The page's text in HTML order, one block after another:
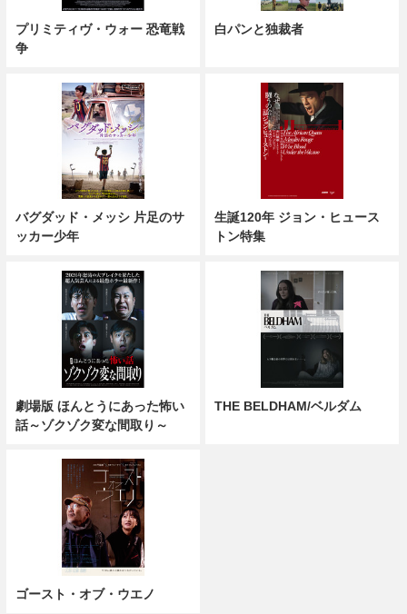
プリミティヴ・ウォー 恐竜戦
争
白パンと独裁者
バグダッド・メッシ 片足のサ
ッカー少年
生誕120年 ジョン・ヒュース
トン特集
劇場版 ほんとうにあった怖い
話～ゾクゾク変な間取り～
THE BELDHAM/ベルダム
ゴースト・オブ・ウエノ